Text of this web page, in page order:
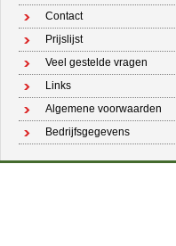
Contact
Prijslijst
Veel gestelde vragen
Links
Algemene voorwaarden
Bedrijfsgegevens